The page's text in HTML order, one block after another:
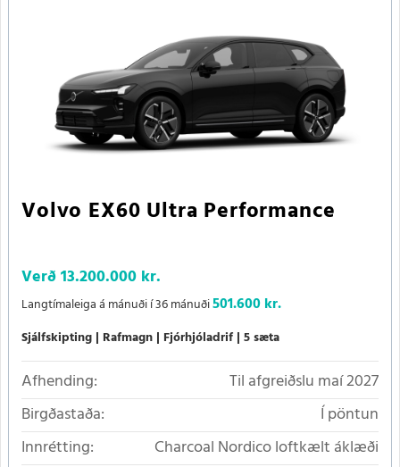
Volvo EX60 Ultra Performance
Verð13.200.000 kr.
Langtímaleiga á mánuði í 36 mánuði501.600 kr.
Sjálfskipting Rafmagn Fjórhjóladrif 5 sæta
Afhending:
Til afgreiðslu maí 2027
Birgðastaða:
Í pöntun
Innrétting:
Charcoal Nordico loftkælt áklæði